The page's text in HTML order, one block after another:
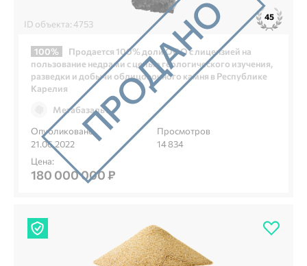
ID объекта: 4753
45
100%
Продается 100% доли ООО с лицензией на
пользование недрами с целью геологического изучения,
разведки и добычи облицовочного камня в Республике
Карелия
Метабазальт
Опубликовано
21.06.2022
Просмотров
14 834
Цена:
180 000 000 ₽